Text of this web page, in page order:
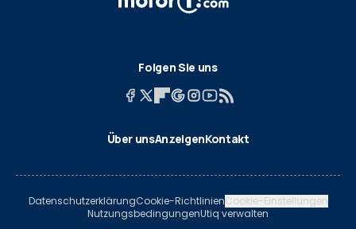
Folgen Sie uns
Über unsAnzeigenKontakt
DatenschutzerklärungCookie-RichtlinienCookie-Einstellungen
NutzungsbedingungenUtiq verwalten